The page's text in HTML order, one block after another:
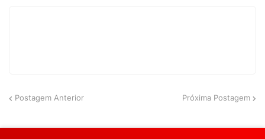
Postagem Anterior Próxima Postagem